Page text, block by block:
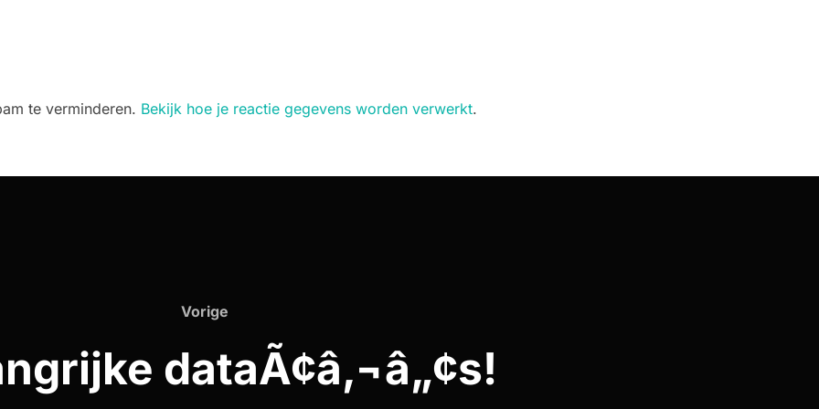
te verminderen. Bekijk hoe je reactie gegevens worden verwerkt.
Vorige
Vorige
dataÃ¢â‚¬â„¢s!